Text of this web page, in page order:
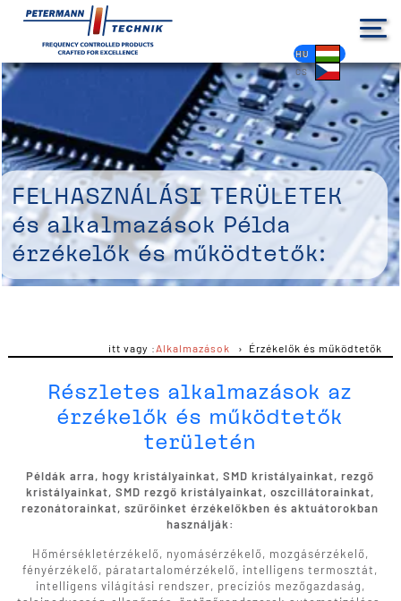
DE
EN
FR
ES
PL
IT
NL
HU
CS
Felhasználási területek
és alkalmazások Példa
érzékelők és működtetők:
itt vagy : Alkalmazások Érzékelők és működtetők
Részletes alkalmazások az
érzékelők és működtetők
területén
Példák arra, hogy kristályainkat, SMD kristályainkat, rezgő
kristályainkat, SMD rezgő kristályainkat, oszcillátorainkat,
rezonátorainkat, szűrőinket érzékelőkben és aktuátorokban
használják:
Hőmérsékletérzékelő, nyomásérzékelő, mozgásérzékelő,
fényérzékelő, páratartalomérzékelő, intelligens termosztát,
intelligens világítási rendszer, precíziós mezőgazdaság,